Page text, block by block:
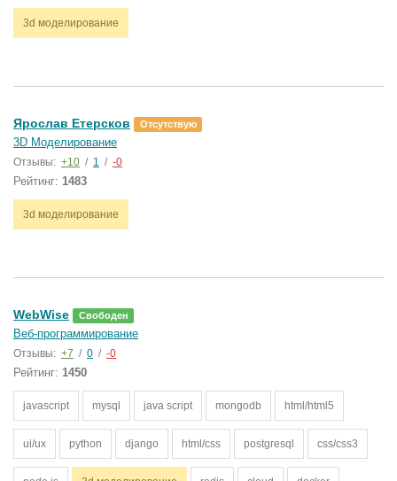
3d моделирование
Ярослав Етерсков Отсутствую
3D Моделирование
Отзывы: +10 / 1 / -0
Рейтинг: 1483
3d моделирование
WebWise Свободен
Веб-программирование
Отзывы: +7 / 0 / -0
Рейтинг: 1450
javascript mysql java script mongodb html/html5
ui/ux python django html/css postgresql css/css3